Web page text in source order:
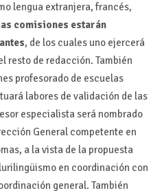
lengua extranjera, francés,
comisiones estarán
, de los cuales uno ejercerá
resto de redacción. También
profesorado de escuelas
labores de validación de las
especialista será nombrado
General competente en
a la vista de la propuesta
en coordinación con
general. También